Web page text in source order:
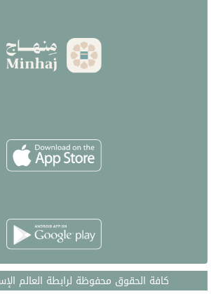
كافة الحقوق محفوظة لرابطة العالم